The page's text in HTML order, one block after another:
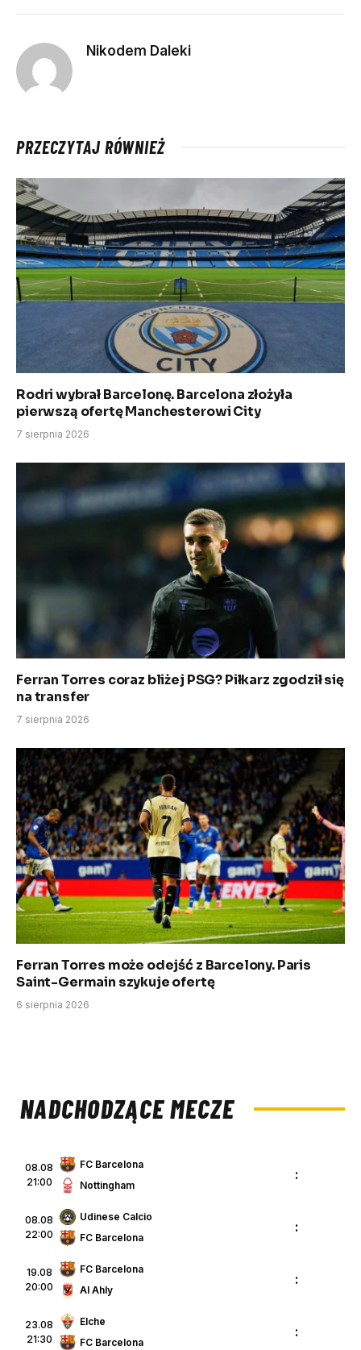
Nikodem Daleki
PRZECZYTAJ RÓWNIEŻ
Rodri wybrał Barcelonę. Barcelona złożyła
pierwszą ofertę Manchesterowi City
7 sierpnia 2026
Ferran Torres coraz bliżej PSG? Piłkarz zgodził się
na transfer
7 sierpnia 2026
Ferran Torres może odejść z Barcelony. Paris
Saint-Germain szykuje ofertę
6 sierpnia 2026
NADCHODZĄCE MECZE
08.08
21:00
FC Barcelona
Nottingham
:
08.08
22:00
Udinese Calcio
FC Barcelona
:
19.08
20:00
FC Barcelona
Al Ahly
:
23.08
21:30
Elche
FC Barcelona
: